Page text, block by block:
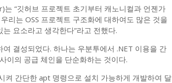
“깃허브 프로젝트 초기부터 캐노니컬과 언젠가
리는 OSS 프로젝트 구조화에 대하여도 많은 것을
요소라고 생각한다”라고 전했다.
결성되었다. 하나는 우분투에서 .NET 이용을 간
이의 공급 체인을 단순화하는 것이다.
켜 간단한 apt 명령으로 설치 가능하게 개발하여 달